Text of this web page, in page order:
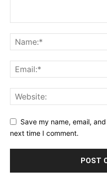
Save my name, email,
next time I comment.